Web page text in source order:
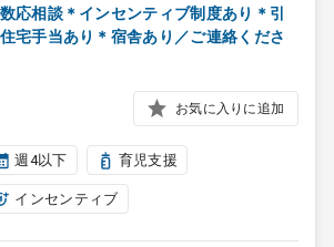
応相談＊インセンティブ制度あり＊引
宅手当あり＊宿舎あり／ご連絡くださ
お気に入りに追加
週4以下 育児支援
インセンティブ